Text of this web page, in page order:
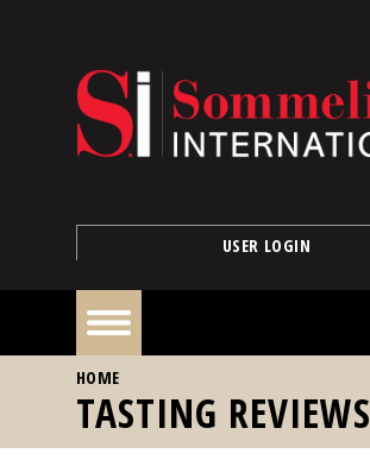
USER LOGIN
Home
YOU ARE HERE
HOME
TASTING REVIEWS